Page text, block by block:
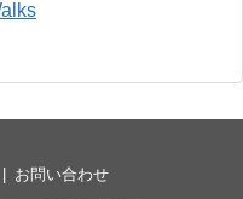
お問い合わせ